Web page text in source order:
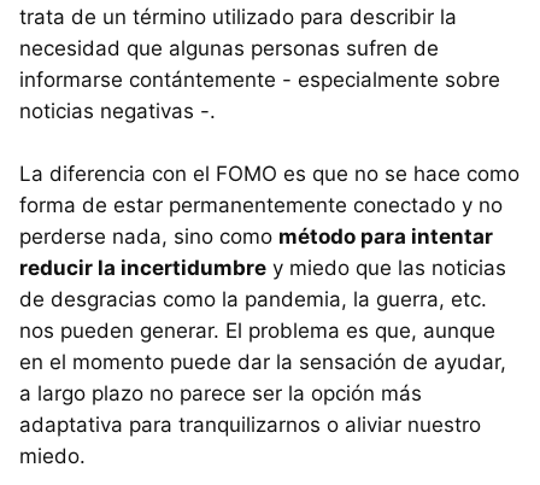
trata de un término utilizado para describir la
necesidad que algunas personas sufren de
informarse contántemente - especialmente sobre
noticias negativas -.
La diferencia con el FOMO es que no se hace como
forma de estar permanentemente conectado y no
perderse nada, sino como método para intentar
reducir la incertidumbre y miedo que las noticias
de desgracias como la pandemia, la guerra, etc.
nos pueden generar. El problema es que, aunque
en el momento puede dar la sensación de ayudar,
a largo plazo no parece ser la opción más
adaptativa para tranquilizarnos o aliviar nuestro
miedo.